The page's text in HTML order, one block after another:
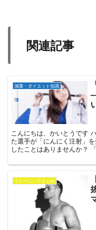
関連記事
減量・ダイエット知識
こんにちは、かいとうです
た選手が「にんにく注射」
したことはありませんか？
トレーニングまとめ